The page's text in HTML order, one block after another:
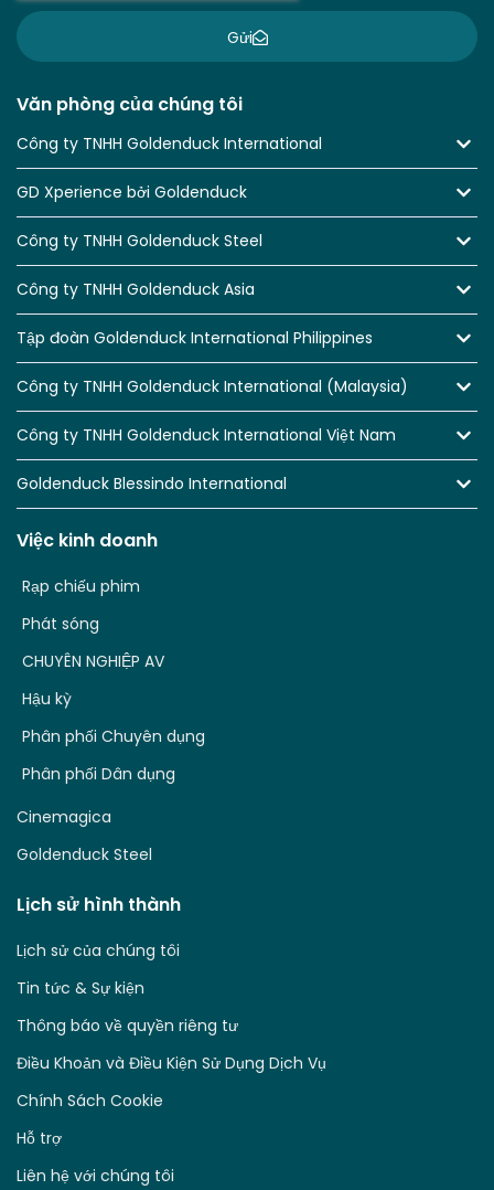
Văn phòng của chúng tôi
Công ty TNHH Goldenduck International
GD Xperience bởi Goldenduck
Công ty TNHH Goldenduck Steel
Công ty TNHH Goldenduck Asia
Tập đoàn Goldenduck International Philippines
Công ty TNHH Goldenduck International (Malaysia)
Công ty TNHH Goldenduck International Việt Nam
Goldenduck Blessindo International
Việc kinh doanh
Phân phối Dân dụng
Phân phối Chuyên dụng
Hậu kỳ
CHUYÊN NGHIỆP AV
Phát sóng
Rạp chiếu phim
Cinemagica
Goldenduck Steel
Lịch sử hình thành
Lịch sử của chúng tôi
Tin tức & Sự kiện
Thông báo về quyền riêng tư
Điều Khoản và Điều Kiện Sử Dụng Dịch Vụ
Chính Sách Cookie
Hỗ trợ
Liên hệ với chúng tôi
Gửi